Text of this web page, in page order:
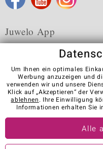
Juwelo App
Karriere AGB
Kontakt
Visit our
Um Ihnen ein optimales
Werbung anzuzeigen und
verwenden wir und unsere
Klick auf „Akzeptieren“ der
ablehnen. Ihre Einwilligung
Informationen erhalten Sie
Alle